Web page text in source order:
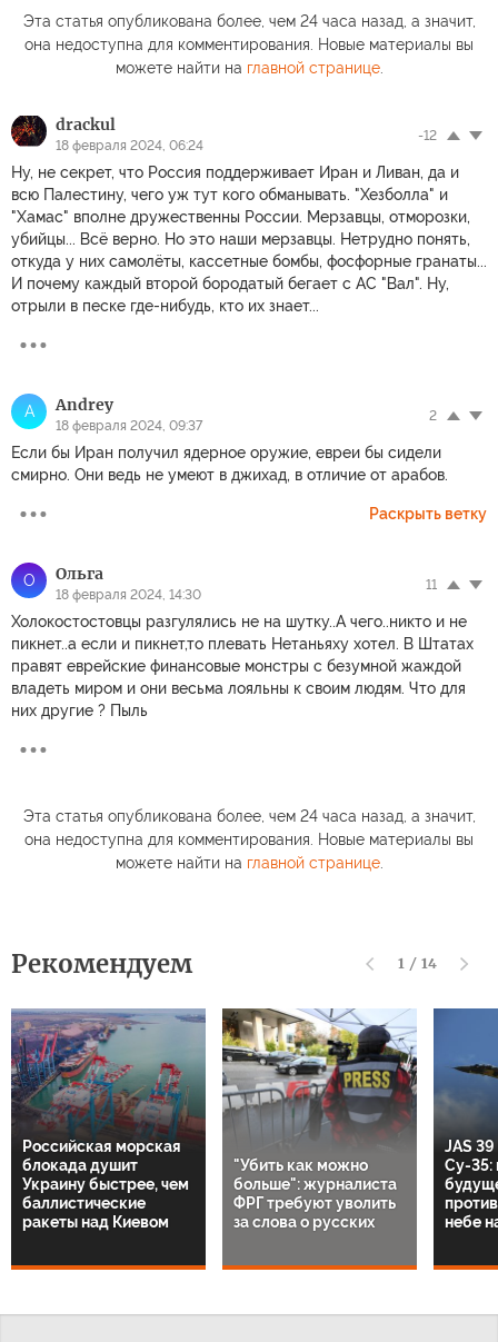
Эта статья опубликована более, чем 24 часа назад, а значит,
она недоступна для комментирования. Новые материалы вы
можете найти на главной странице.
drackul
18 февраля 2024, 06:24
-12
Ну, не секрет, что Россия поддерживает Иран и Ливан, да и
всю Палестину, чего уж тут кого обманывать. "Хезболла" и
"Хамас" вполне дружественны России. Мерзавцы, отморозки,
убийцы... Всё верно. Но это наши мерзавцы. Нетрудно понять,
откуда у них самолёты, кассетные бомбы, фосфорные гранаты...
И почему каждый второй бородатый бегает с АС "Вал". Ну,
отрыли в песке где-нибудь, кто их знает...
A Andrey
18 февраля 2024, 09:37
2
Если бы Иран получил ядерное оружие, евреи бы сидели
смирно. Они ведь не умеют в джихад, в отличие от арабов.
Раскрыть ветку
О Ольга
18 февраля 2024, 14:30
11
Холокостостовцы разгулялись не на шутку..А чего..никто и не
пикнет..а если и пикнет,то плевать Нетаньяху хотел. В Штатах
правят еврейские финансовые монстры с безумной жаждой
владеть миром и они весьма лояльны к своим людям. Что для
них другие ? Пыль
Эта статья опубликована более, чем 24 часа назад, а значит,
она недоступна для комментирования. Новые материалы вы
можете найти на главной странице.
Рекомендуем 1 / 14
Российская морская
блокада душит
Украину быстрее, чем
баллистические
ракеты над Киевом
"Убить как можно
больше": журналиста
ФРГ требуют уволить
за слова о русских
JAS
Су-35:
небе